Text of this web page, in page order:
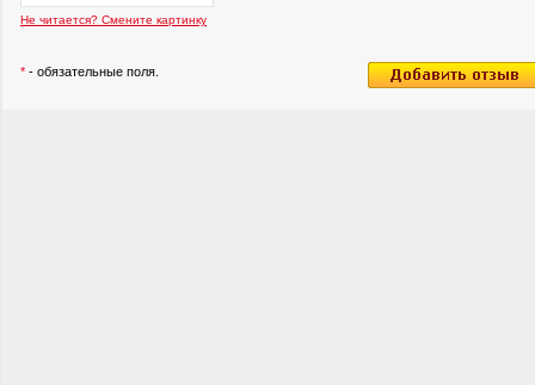
Не читается? Смените картинку
* - обязательные поля.